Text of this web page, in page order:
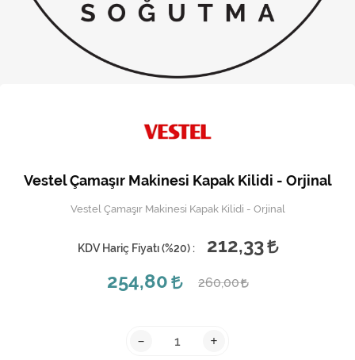
Kombi
Musluk
Vestel Çamaşır Makinesi Kapak Kilidi - Orjinal
Vestel Çamaşır Makinesi Kapak Kilidi - Orjinal
KDV Hariç Fiyatı (%20) :
212,33
254,80
260,00
- +